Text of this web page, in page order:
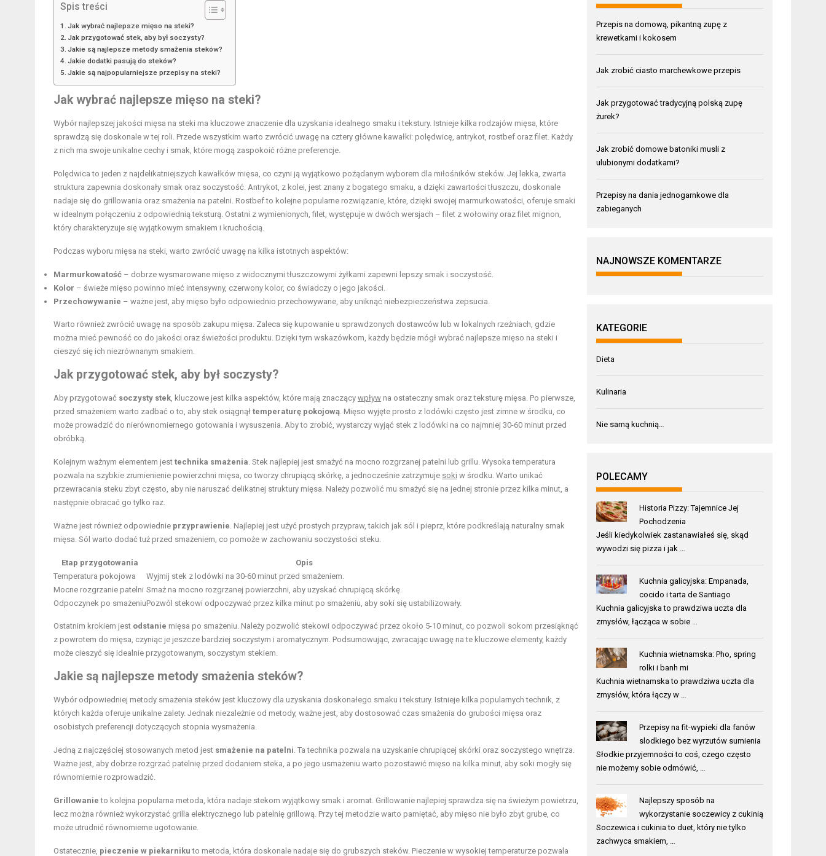
Spis treści
Jak wybrać najlepsze mięso na steki?
Jak przygotować stek, aby był soczysty?
Jakie są najlepsze metody smażenia steków?
Jakie dodatki pasują do steków?
Jakie są najpopularniejsze przepisy na steki?
Jak wybrać najlepsze mięso na steki?
Wybór najlepszej jakości mięsa na steki ma kluczowe znaczenie dla uzyskania idealnego smaku i tekstury. Istnieje kilka rodzajów mięsa, które
sprawdzą się doskonale w tej roli. Przede wszystkim warto zwrócić uwagę na cztery główne kawałki: polędwicę, antrykot, rostbef oraz filet. Każdy
z nich ma swoje unikalne cechy i smak, które mogą zaspokoić różne preferencje.
Polędwica to jeden z najdelikatniejszych kawałków mięsa, co czyni ją wyjątkowo pożądanym wyborem dla miłośników steków. Jej lekka, zwarta
struktura zapewnia doskonały smak oraz soczystość. Antrykot, z kolei, jest znany z bogatego smaku, a dzięki zawartości tłuszczu, doskonale
nadaje się do grillowania oraz smażenia na patelni. Rostbef to kolejne popularne rozwiązanie, które, dzięki swojej marmurkowatości, oferuje smaki
w idealnym połączeniu z odpowiednią teksturą. Ostatni z wymienionych, filet, występuje w dwóch wersjach – filet z wołowiny oraz filet mignon,
który charakteryzuje się wyjątkowym smakiem i kruchością.
Podczas wyboru mięsa na steki, warto zwrócić uwagę na kilka istotnych aspektów:
Marmurkowatość – dobrze wysmarowane mięso z widocznymi tłuszczowymi żyłkami zapewni lepszy smak i soczystość.
Kolor – świeże mięso powinno mieć intensywny, czerwony kolor, co świadczy o jego jakości.
Przechowywanie – ważne jest, aby mięso było odpowiednio przechowywane, aby uniknąć niebezpieczeństwa zepsucia.
Warto również zwrócić uwagę na sposób zakupu mięsa. Zaleca się kupowanie u sprawdzonych dostawców lub w lokalnych rzeźniach, gdzie
można mieć pewność co do jakości oraz świeżości produktu. Dzięki tym wskazówkom, każdy będzie mógł wybrać najlepsze mięso na steki i
cieszyć się ich niezrównanym smakiem.
Jak przygotować stek, aby był soczysty?
Aby przygotować soczysty stek , kluczowe jest kilka aspektów, które mają znaczący wpływ na ostateczny smak oraz teksturę mięsa. Po pierwsze,
przed smażeniem warto zadbać o to, aby stek osiągnął temperaturę pokojową . Mięso wyjęte prosto z lodówki często jest zimne w środku, co
może prowadzić do nierównomiernego gotowania i wysuszenia. Aby to zrobić, wystarczy wyjąć stek z lodówki na co najmniej 30-60 minut przed
obróbką.
Kolejnym ważnym elementem jest technika smażenia . Stek najlepiej jest smażyć na mocno rozgrzanej patelni lub grillu. Wysoka temperatura
pozwala na szybkie zrumienienie powierzchni mięsa, co tworzy chrupiącą skórkę, a jednocześnie zatrzymuje soki w środku. Warto unikać
przewracania steku zbyt często, aby nie naruszać delikatnej struktury mięsa. Należy pozwolić mu smażyć się na jednej stronie przez kilka minut, a
następnie obracać go tylko raz.
Ważne jest również odpowiednie przyprawienie . Najlepiej jest użyć prostych przypraw, takich jak sól i pieprz, które podkreślają naturalny smak
mięsa. Sól warto dodać tuż przed smażeniem, co pomoże w zachowaniu soczystości steku.
Etap przygotowania
Opis
Temperatura pokojowa
Wyjmij stek z lodówki na 30-60 minut przed smażeniem.
Mocne rozgrzanie patelni Smaż na mocno rozgrzanej powierzchni, aby uzyskać chrupiącą skórkę.
Odpoczynek po smażeniuPozwól stekowi odpoczywać przez kilka minut po smażeniu, aby soki się ustabilizowały.
Ostatnim krokiem jest odstanie mięsa po smażeniu. Należy pozwolić stekowi odpoczywać przez około 5-10 minut, co pozwoli sokom przesiąknąć
z powrotem do mięsa, czyniąc je jeszcze bardziej soczystym i aromatycznym. Podsumowując, zwracając uwagę na te kluczowe elementy, każdy
może cieszyć się idealnie przygotowanym, soczystym stekiem.
Jakie są najlepsze metody smażenia steków?
Wybór odpowiedniej metody smażenia steków jest kluczowy dla uzyskania doskonałego smaku i tekstury. Istnieje kilka popularnych technik, z
których każda oferuje unikalne zalety. Jednak niezależnie od metody, ważne jest, aby dostosować czas smażenia do grubości mięsa oraz
osobistych preferencji dotyczących stopnia wysmażenia.
Jedną z najczęściej stosowanych metod jest smażenie na patelni . Ta technika pozwala na uzyskanie chrupiącej skórki oraz soczystego wnętrza.
Ważne jest, aby dobrze rozgrzać patelnię przed dodaniem steka, a po jego usmażeniu warto pozostawić mięso na kilka minut, aby soki mogły się
równomiernie rozprowadzić.
Grillowanie to kolejna popularna metoda, która nadaje stekom wyjątkowy smak i aromat. Grillowanie najlepiej sprawdza się na świeżym powietrzu,
lecz można również wykorzystać grilla elektrycznego lub patelnię grillową. Przy tej metodzie warto pamiętać, aby mięso nie było zbyt grube, co
może utrudnić równomierne ugotowanie.
Ostatecznie, pieczenie w piekarniku to metoda, która doskonale nadaje się do grubszych steków. Pieczenie w wysokiej temperaturze pozwala
Przepis na domową, pikantną zupę z
krewetkami i kokosem
Jak zrobić ciasto marchewkowe przepis
Jak przygotować tradycyjną polską zupę
żurek?
Jak zrobić domowe batoniki musli z
ulubionymi dodatkami?
Przepisy na dania jednogarnkowe dla
zabieganych
NAJNOWSZE KOMENTARZE
KATEGORIE
Dieta
Kulinaria
Nie samą kuchnią…
POLECAMY
Historia Pizzy: Tajemnice Jej
Pochodzenia
Jeśli kiedykolwiek zastanawiałeś się, skąd
wywodzi się pizza i jak …
Kuchnia galicyjska: Empanada,
cocido i tarta de Santiago
Kuchnia galicyjska to prawdziwa uczta dla
zmysłów, łącząca w sobie …
Kuchnia wietnamska: Pho, spring
rolki i banh mi
Kuchnia wietnamska to prawdziwa uczta dla
zmysłów, która łączy w …
Przepisy na fit-wypieki dla fanów
slodkiego bez wyrzutów sumienia
Słodkie przyjemności to coś, czego często
nie możemy sobie odmówić, …
Najlepszy sposób na
wykorzystanie soczewicy z cukinią
Soczewica i cukinia to duet, który nie tylko
zachwyca smakiem, …